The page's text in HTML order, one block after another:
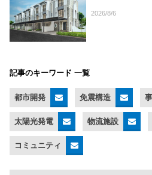
2026/8/6
記事のキーワード 一覧
都市開発 免震構造
太陽光発電 物流施設
コミュニティ